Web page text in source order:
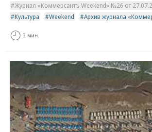
Журнал «Коммерсантъ Weekend» №26 от
Культура
Weekend Архив журнала
3 мин.